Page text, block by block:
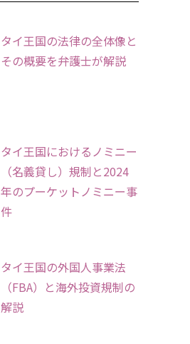
タイ王国の法律の全体像と
その概要を弁護士が解説
タイ王国におけるノミニー
（名義貸し）規制と2024
年のプーケットノミニー事
件
タイ王国の外国人事業法
（FBA）と海外投資規制の
解説